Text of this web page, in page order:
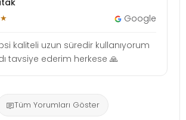
Google
kaliteli uzun süredir kullanıyorum
tavsiye ederim herkese 🙏
Tüm Yorumları Göster